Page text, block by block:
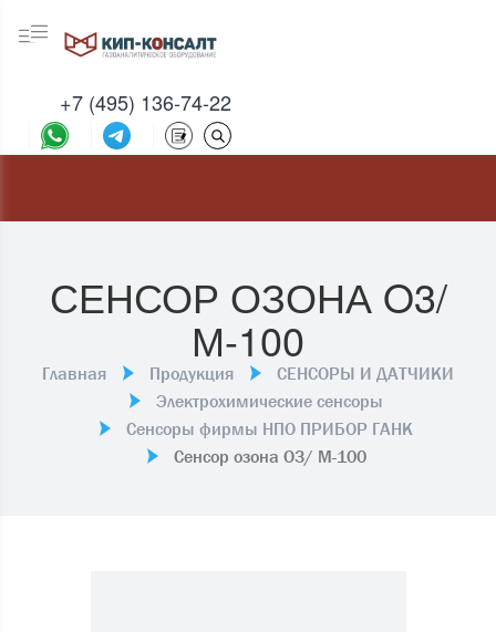
+7 (495) 136-74-22
СЕНСОР ОЗОНА O3/
М-100
Главная Продукция
СЕНСОРЫ И ДАТЧИКИ
Электрохимические сенсоры
Сенсоры фирмы НПО ПРИБОР ГАНК
Сенсор озона O3/ М-100